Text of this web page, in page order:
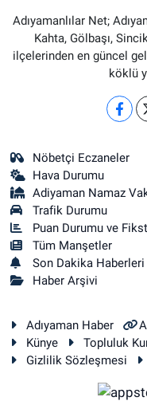
Adıyamanlılar Net;
Kahta, Gölbaşı,
ilçelerinden en güncel
köklü
Nöbetçi Eczaneler
Hava Durumu
Adiyaman Namaz
Trafik Durumu
Puan Durumu ve
Tüm Manşetler
Son Dakika Haberleri
Haber Arşivi
Adıyaman Haber
Künye
Topluluk
Gizlilik Sözleşmesi